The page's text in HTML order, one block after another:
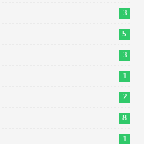
3
5
3
1
2
8
1